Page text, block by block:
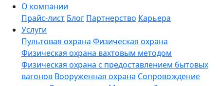
О компании
Прайс-лист Блог Партнерство Карьера
Услуги
Пультовая охрана Физическая охрана
Физическая охрана вахтовым методом
Физическая охрана с предоставлением бытовых
вагонов Вооруженная охрана Сопровождение